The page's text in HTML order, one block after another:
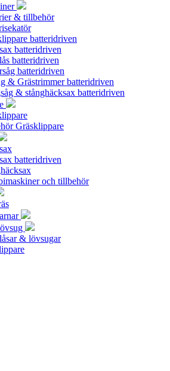
& tillbehör
batteridriven
batteridriven
batteridriven
batteridriven
& Grästrimmer batteridriven
& stånghäcksax batteridriven
Gräsklippare
batteridriven
och tillbehör
& lövsugar